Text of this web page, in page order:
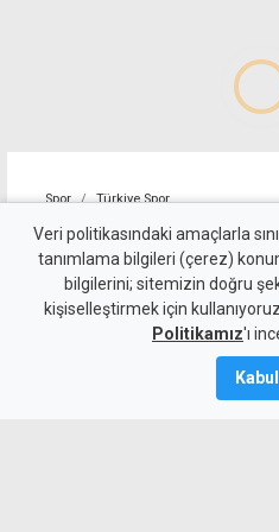
Spor Türkiye Spor
Trabzonspor,
Salah için
düzenledi
Veri politikasındaki amaçlarla
tanımlama bilgileri (çerez)
bilgilerini; sitemizin doğru
kişiselleştirmek için
Politikamız'ı